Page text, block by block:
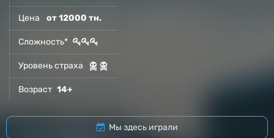
Цена от 12000 тн.
Сложность*
Уровень страха
Возраст 14+
Мы здесь играли